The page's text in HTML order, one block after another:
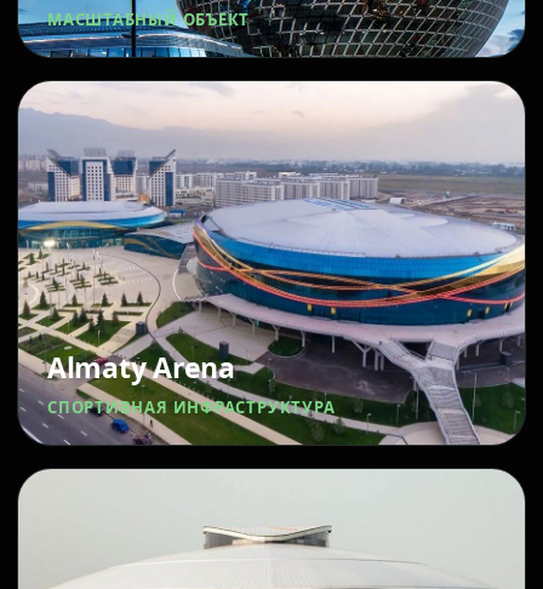
МАСШТАБНЫЙ ОБЪЕКТ
Almaty Arena
СПОРТИВНАЯ ИНФРАСТРУКТУРА